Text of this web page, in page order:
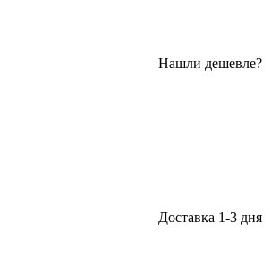
Нашли дешевле?
Доставка 1-3 дня